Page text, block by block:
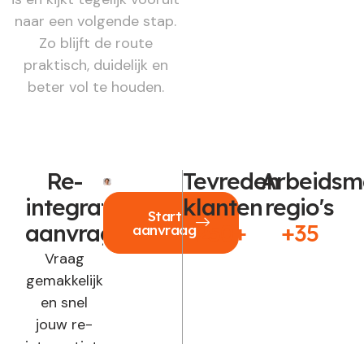
naar een volgende stap.
Zo blijft de route
praktisch, duidelijk en
beter vol te houden.
Re-
integratie
aanvragen?
Vraag
gemakkelijk
en snel
jouw re-
Start
aanvraag
Tevreden
klanten
250+
regio's
+35